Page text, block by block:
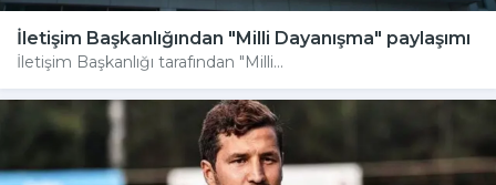
İletişim Başkanlığından "Milli Dayanışma" paylaşımı
İletişim Başkanlığı tarafından "Milli...